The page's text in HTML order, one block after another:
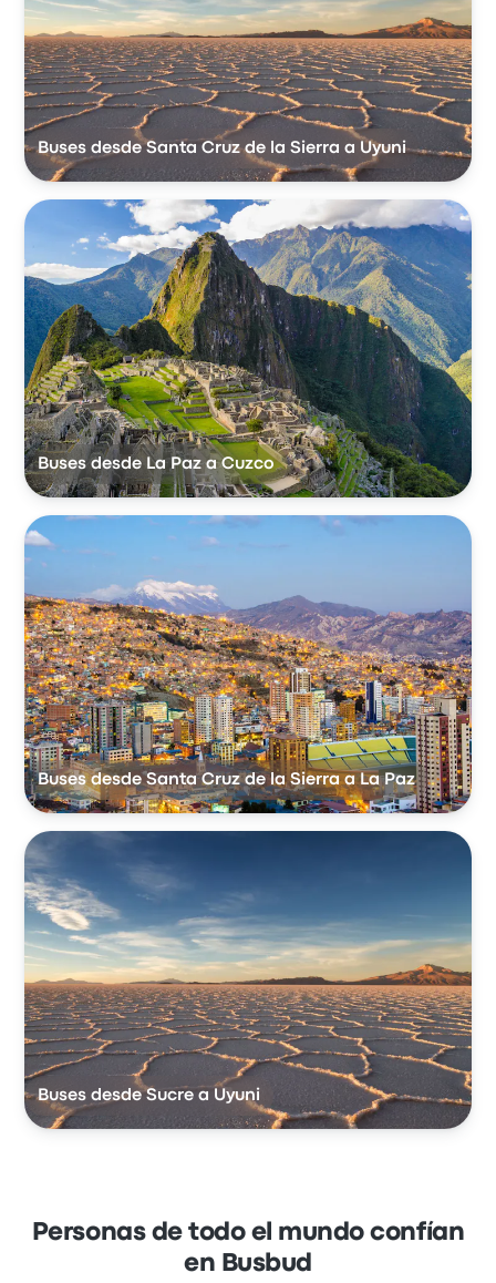
Buses desde Santa Cruz de la Sierra a Uyuni
Buses desde La Paz a Cuzco
Buses desde Santa Cruz de la Sierra a La Paz
Buses desde Sucre a Uyuni
Personas de todo el mundo confían
en Busbud